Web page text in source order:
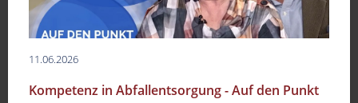
11.06.2026
Kompetenz in Abfallentsorgung - Auf den Punkt